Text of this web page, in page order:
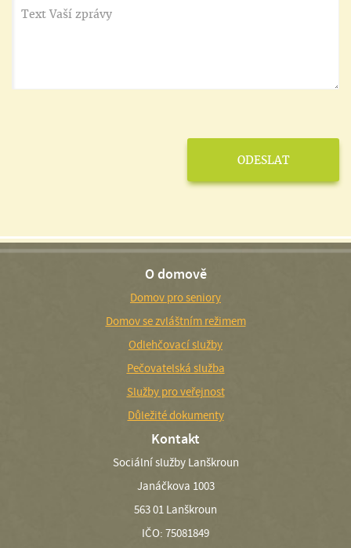
O domově
Domov pro seniory
Domov se zvláštním režimem
Odlehčovací služby
Pečovatelská služba
Služby pro veřejnost
Důležité dokumenty
Kontakt
Sociální služby Lanškroun
Janáčkova 1003
563 01 Lanškroun
IČO: 75081849